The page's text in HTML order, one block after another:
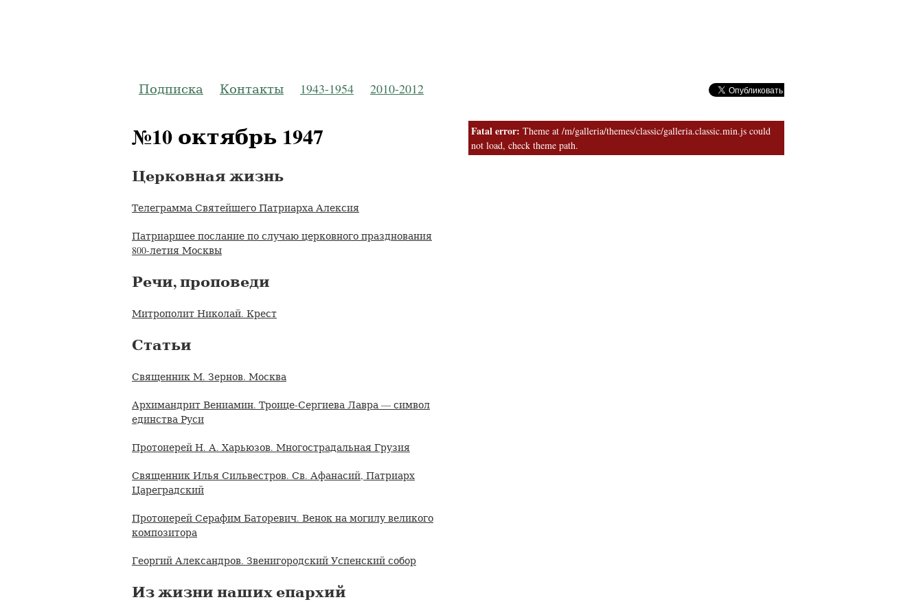
Подписка Контакты 1943-1954 2010-2012
№10 октябрь 1947
Церковная жизнь
Телеграмма Святейшего Патриарха Алексия
Патриаршее послание по случаю церковного празднования
800-летия Москвы
Речи, проповеди
Митрополит Николай. Крест
Статьи
Священник М. Зернов. Москва
Архимандрит Вениамин. Троице-Сергиева Лавра — символ
единства Руси
Протоиерей Н. А. Харьюзов. Многострадальная Грузия
Священник Илья Сильвестров. Св. Афанасий, Патриарх
Цареградский
Протоиерей Серафим Баторевич. Венок на могилу великого
композитора
Георгий Александров. Звенигородский Успенский собор
Из жизни наших епархий
Fatal error: Theme at /m/galleria/themes/classic/galleria.classic.min.js could
not load, check theme path.